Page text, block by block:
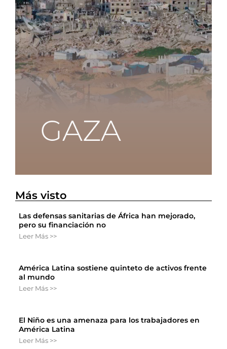
Más visto
Las defensas sanitarias de África han mejorado,
pero su financiación no
Leer Más >>
América Latina sostiene quinteto de activos frente
al mundo
Leer Más >>
El Niño es una amenaza para los trabajadores en
América Latina
Leer Más >>